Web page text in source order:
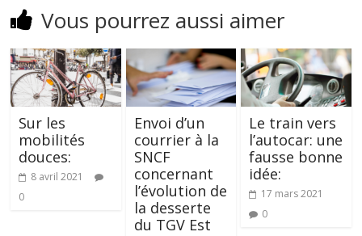
Vous pourrez aussi aimer
Sur les
mobilités
douces:
8 avril 2021
0
Envoi d’un
courrier à la
SNCF
concernant
l’évolution de
la desserte
du TGV Est
Le train vers
l’autocar: une
fausse bonne
idée:
17 mars 2021
0